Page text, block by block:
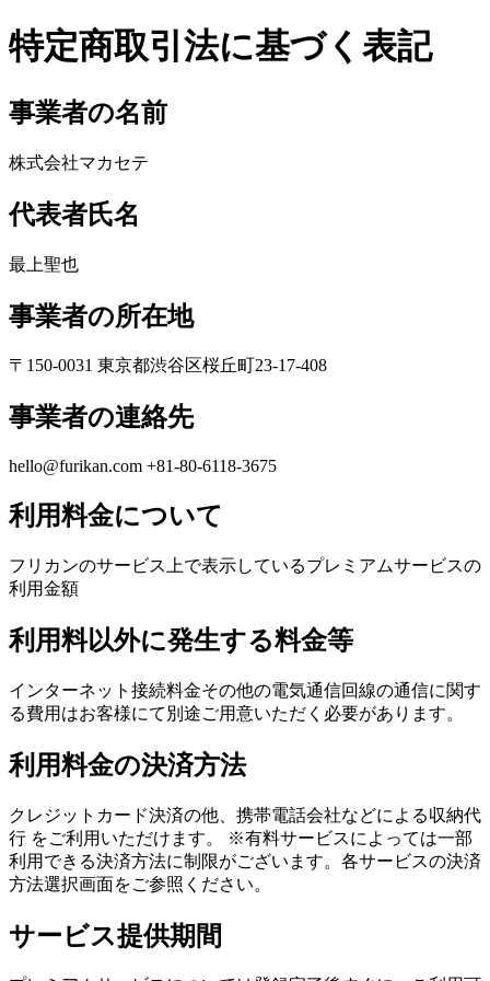
特定商取引法に基づく表記
事業者の名前
株式会社マカセテ
代表者氏名
最上聖也
事業者の所在地
〒150-0031 東京都渋谷区桜丘町23-17-408
事業者の連絡先
hello@furikan.com +81-80-6118-3675
利用料金について
フリカンのサービス上で表示しているプレミアムサービスの
利用金額
利用料以外に発生する料金等
インターネット接続料金その他の電気通信回線の通信に関す
る費用はお客様にて別途ご用意いただく必要があります。
利用料金の決済方法
クレジットカード決済の他、携帯電話会社などによる収納代
行 をご利用いただけます。 ※有料サービスによっては一部
利用できる決済方法に制限がございます。各サービスの決済
方法選択画面をご参照ください。
サービス提供期間